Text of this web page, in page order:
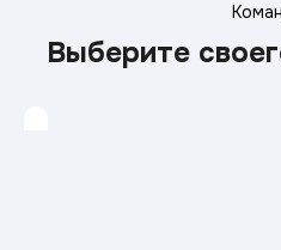
Выберите